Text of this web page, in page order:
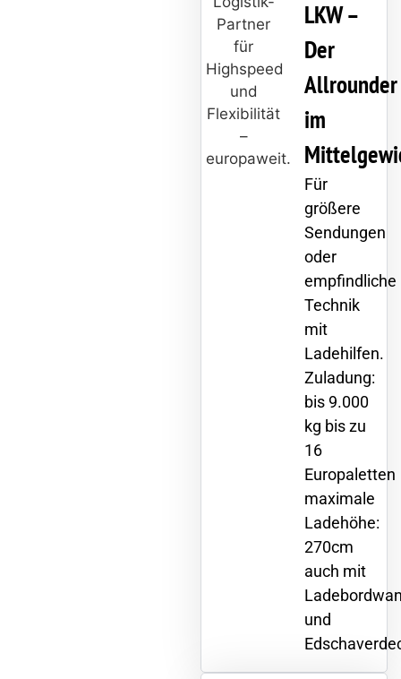
LKW –
Der
Allrounder
im
Für
größere
Sendungen
oder
empfindliche
Technik
mit
Ladehilfen.
Zuladung:
bis 9.000
kg bis zu
16
Europaletten
maximale
Ladehöhe:
270cm
auch mit
und